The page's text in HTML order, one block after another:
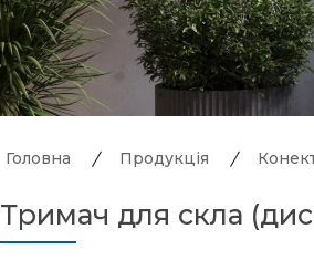
Головна Продукція
Тримач для скла